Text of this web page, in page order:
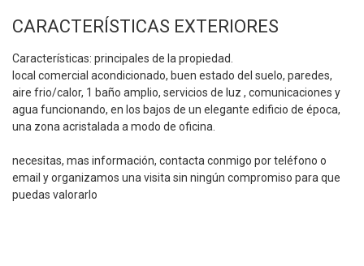
CARACTERÍSTICAS EXTERIORES
Características: principales de la propiedad.
local comercial acondicionado, buen estado del suelo, paredes,
aire frio/calor, 1 baño amplio, servicios de luz , comunicaciones y
agua funcionando, en los bajos de un elegante edificio de época,
una zona acristalada a modo de oficina.
necesitas, mas información, contacta conmigo por teléfono o
email y organizamos una visita sin ningún compromiso para que
puedas valorarlo